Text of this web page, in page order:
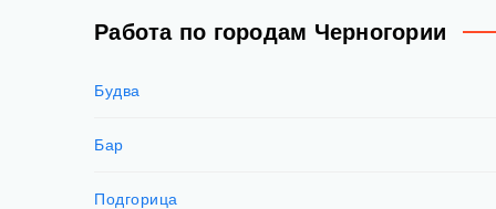
Работа по городам Черногории
Будва
Бар
Подгорица